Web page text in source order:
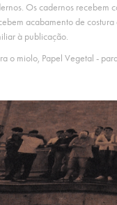
Os cadernos recebem
acabamento de costura
à publicação.
o miolo, Papel Vegetal -